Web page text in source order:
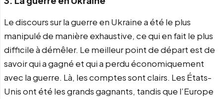
Le discours sur la guerre en Ukraine a été le plus
manipulé de manière exhaustive, ce qui en fait le plus
difficile à démêler. Le meilleur point de départ est de
savoir qui a gagné et qui a perdu économiquement
avec la guerre. Là, les comptes sont clairs. Les États-
Unis ont été les grands gagnants, tandis que l’Europe